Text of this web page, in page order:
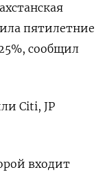
пятилетние
сообщил
Citi, JP
входит